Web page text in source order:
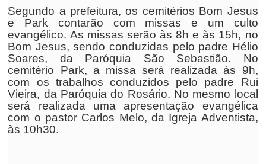
Segundo a prefeitura, os cemitérios Bom Jesus
e Park contarão com missas e um culto
evangélico. As missas serão às 8h e às 15h, no
Bom Jesus, sendo conduzidas pelo padre Hélio
Soares, da Paróquia São Sebastião. No
cemitério Park, a missa será realizada às 9h,
com os trabalhos conduzidos pelo padre Rui
Vieira, da Paróquia do Rosário. No mesmo local
será realizada uma apresentação evangélica
com o pastor Carlos Melo, da Igreja Adventista,
às 10h30.